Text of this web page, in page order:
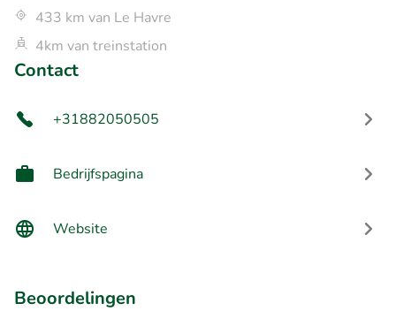
433 km van Le Havre
4km van treinstation
Contact
+31882050505
Bedrijfspagina
Website
Beoordelingen